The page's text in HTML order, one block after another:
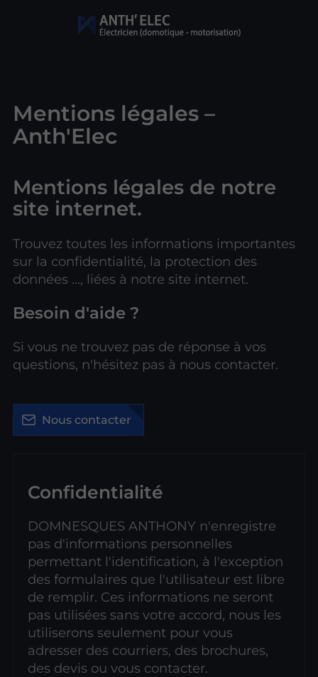
Mentions légales –
Anth'Elec
Mentions légales de notre
site internet.
Trouvez toutes les informations importantes
sur la confidentialité, la protection des
données ..., liées à notre site internet.
Besoin d'aide ?
Si vous ne trouvez pas de réponse à vos
questions, n'hésitez pas à nous contacter.
Nous contacter
Confidentialité
DOMNESQUES ANTHONY n'enregistre
pas d'informations personnelles
permettant l'identification, à l'exception
des formulaires que l'utilisateur est libre
de remplir. Ces informations ne seront
pas utilisées sans votre accord, nous les
utiliserons seulement pour vous
adresser des courriers, des brochures,
des devis ou vous contacter.